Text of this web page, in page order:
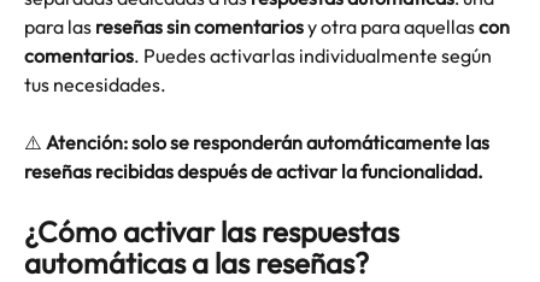
para las reseñas sin comentarios y otra para aquellas con
comentarios. Puedes activarlas individualmente según
tus necesidades.
⚠️ Atención: solo se responderán automáticamente las
reseñas recibidas después de activar la funcionalidad.
¿Cómo activar las respuestas
automáticas a las reseñas?